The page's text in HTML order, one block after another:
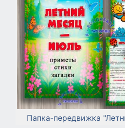
Папка-передвижка